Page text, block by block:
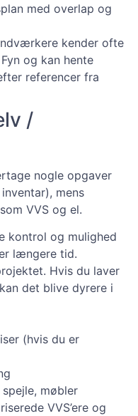
med overlap og
kender ofte
og kan hente
referencer fra
/
nogle opgaver
mens
VVS og el.
kontrol og mulighed
længere tid.
Hvis du laver
det blive dyrere i
(hvis du er
møbler
VVS’ere og